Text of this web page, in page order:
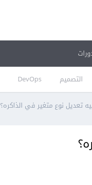
التصميم DevOps
تعديل نوع متغير في الذاكره؟